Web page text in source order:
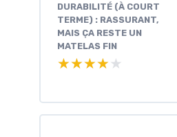
DURABILITÉ (À COURT
TERME) : RASSURANT,
MAIS ÇA RESTE UN
MATELAS FIN
★★★★★
★★★★★